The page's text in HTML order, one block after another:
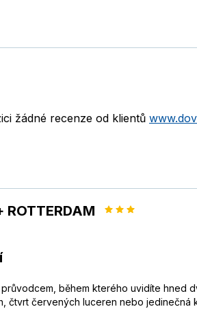
žádné recenze od klientů
během kterého uvidíte hned
čtvrt červených luceren nebo jedinečná